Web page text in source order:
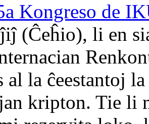
Kongreso de
(Ĉeĥio), li en
la ĉeestantoj
kripton. Tie li